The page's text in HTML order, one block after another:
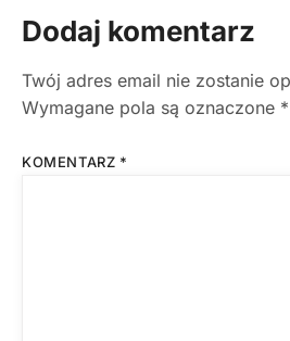
Dodaj komentarz
Twój adres email nie zostanie
Wymagane pola są oznaczone *
KOMENTARZ *